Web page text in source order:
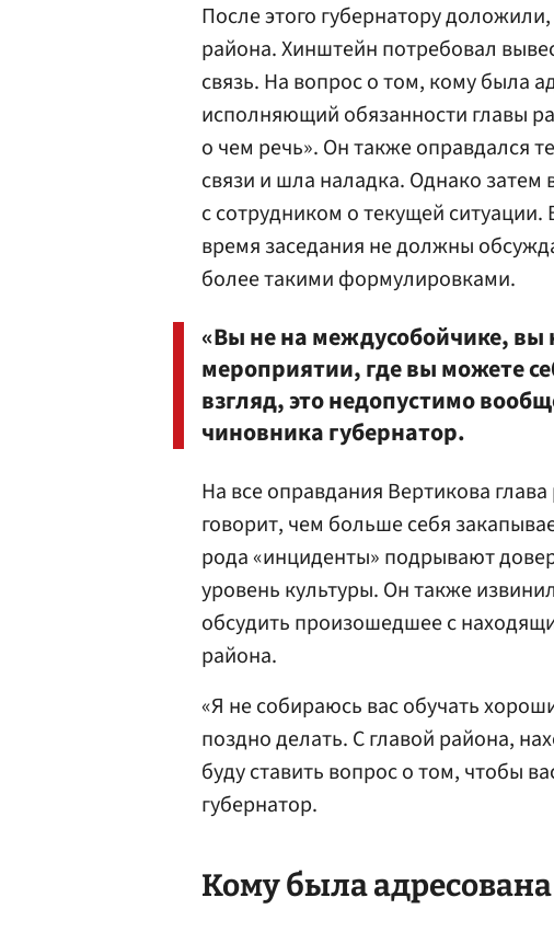
После этого губернатору
района. Хинштейн потребовал
связь. На вопрос о том, кому была
исполняющий обязанности главы
о чем речь». Он также оправдался
связи и шла наладка. Однако затем
с сотрудником о текущей
время заседания не должны
более такими формулировками.
«Вы не на междусобойчике, вы
мероприятии, где вы можете
взгляд, это недопустимо
чиновника губернатор.
На все оправдания Вертикова
говорит, чем больше себя
рода «инциденты» подрывают
уровень культуры. Он также
обсудить произошедшее с
района.
«Я не собираюсь вас обучать
поздно делать. С главой района,
буду ставить вопрос о том, чтобы
губернатор.
Кому была